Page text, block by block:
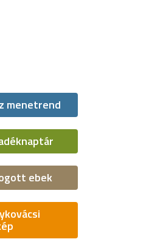
menetrend
ebek